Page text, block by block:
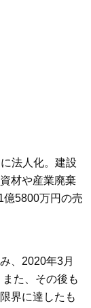
法人化。建設
材や産業廃棄
億5800万円の売
、2020年3月
た、その後も
界に達したも